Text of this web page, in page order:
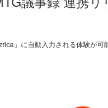
」に自動入力される体験が可